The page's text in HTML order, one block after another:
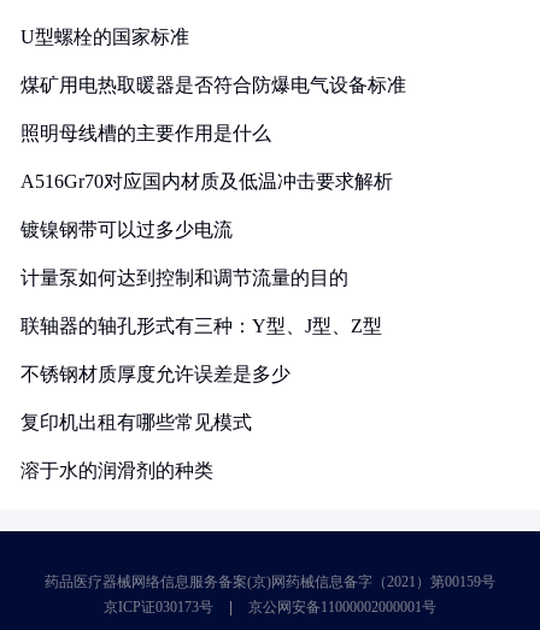
U型螺栓的国家标准
煤矿用电热取暖器是否符合防爆电气设备标准
照明母线槽的主要作用是什么
A516Gr70对应国内材质及低温冲击要求解析
镀镍钢带可以过多少电流
计量泵如何达到控制和调节流量的目的
联轴器的轴孔形式有三种：Y型、J型、Z型
不锈钢材质厚度允许误差是多少
复印机出租有哪些常见模式
溶于水的润滑剂的种类
药品医疗器械网络信息服务备案(京)网药械信息备字（2021）第00159号
京ICP证030173号
京公网安备11000002000001号